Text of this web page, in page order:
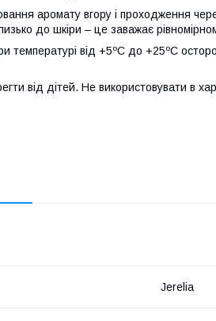
аромату вгору і проходження
до шкіри – це заважає
температурі від +5ºС до +25ºС
від дітей. Не використовувати в
Jerelia